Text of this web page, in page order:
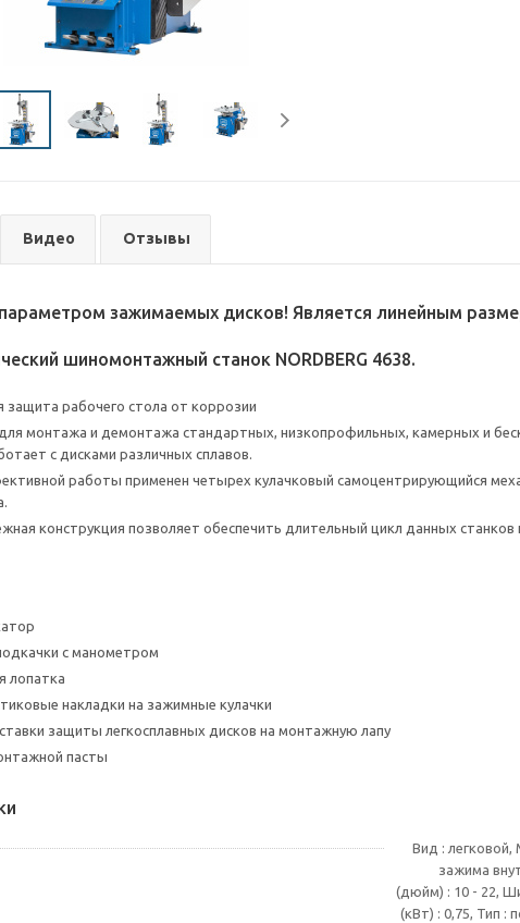
Видео Отзывы
зажимаемых дисков! Является линейным
шиномонтажный станок NORDBERG 4638.
защита рабочего стола от коррозии
монтажа и демонтажа стандартных, низкопрофильных, камерных и
с дисками различных сплавов.
работы применен четырех кулачковый самоцентрирующийся
конструкция позволяет обеспечить длительный цикл данных станков
с манометром
лопатка
накладки на зажимные кулачки
защиты легкосплавных дисков на монтажную лапу
пасты
Вид :
зажима
(дюйм) : 10 - 22,
(кВт) : 0,75, Тип :